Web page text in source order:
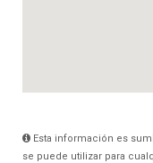
Esta información es
se puede utilizar para